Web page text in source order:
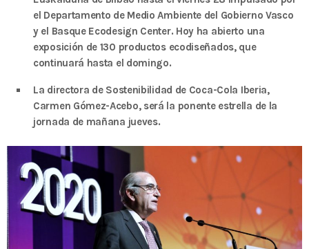
el Departamento de Medio Ambiente del Gobierno Vasco
y el Basque Ecodesign Center. Hoy ha abierto una
exposición de 130 productos ecodiseñados, que
continuará hasta el domingo.
La directora de Sostenibilidad de Coca-Cola Iberia,
Carmen Gómez-Acebo, será la ponente estrella de la
jornada de mañana jueves.